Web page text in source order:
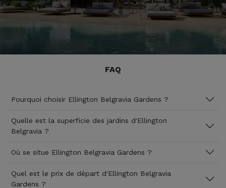
FAQ
Pourquoi choisir Ellington Belgravia Gardens ?
Quelle est la superficie des jardins d'Ellington
Belgravia ?
Où se situe Ellington Belgravia Gardens ?
Quel est le prix de départ d'Ellington Belgravia
Gardens ?